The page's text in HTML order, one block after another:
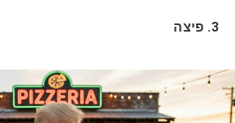
3. פיצה